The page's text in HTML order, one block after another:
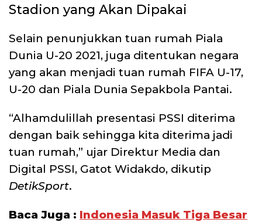
Stadion yang Akan Dipakai
Selain penunjukkan tuan rumah Piala
Dunia U-20 2021, juga ditentukan negara
yang akan menjadi tuan rumah FIFA U-17,
U-20 dan Piala Dunia Sepakbola Pantai.
“Alhamdulillah presentasi PSSI diterima
dengan baik sehingga kita diterima jadi
tuan rumah,” ujar Direktur Media dan
Digital PSSI, Gatot Widakdo, dikutip
DetikSport.
Baca Juga : Indonesia Masuk Tiga Besar